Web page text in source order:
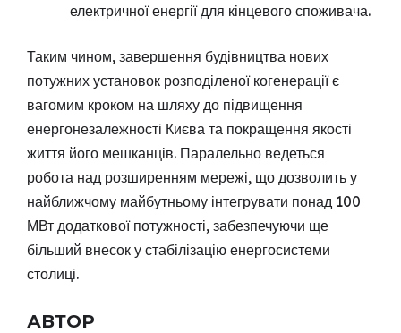
електричної енергії для кінцевого споживача.
Таким чином, завершення будівництва нових
потужних установок розподіленої когенерації є
вагомим кроком на шляху до підвищення
енергонезалежності Києва та покращення якості
життя його мешканців. Паралельно ведеться
робота над розширенням мережі, що дозволить у
найближчому майбутньому інтегрувати понад 100
МВт додаткової потужності, забезпечуючи ще
більший внесок у стабілізацію енергосистеми
столиці.
АВТОР